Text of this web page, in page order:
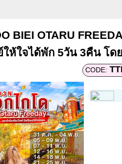
BIEI OTARU
ให้ใจได้พัก 5วัน 3คืน โ
CODE: